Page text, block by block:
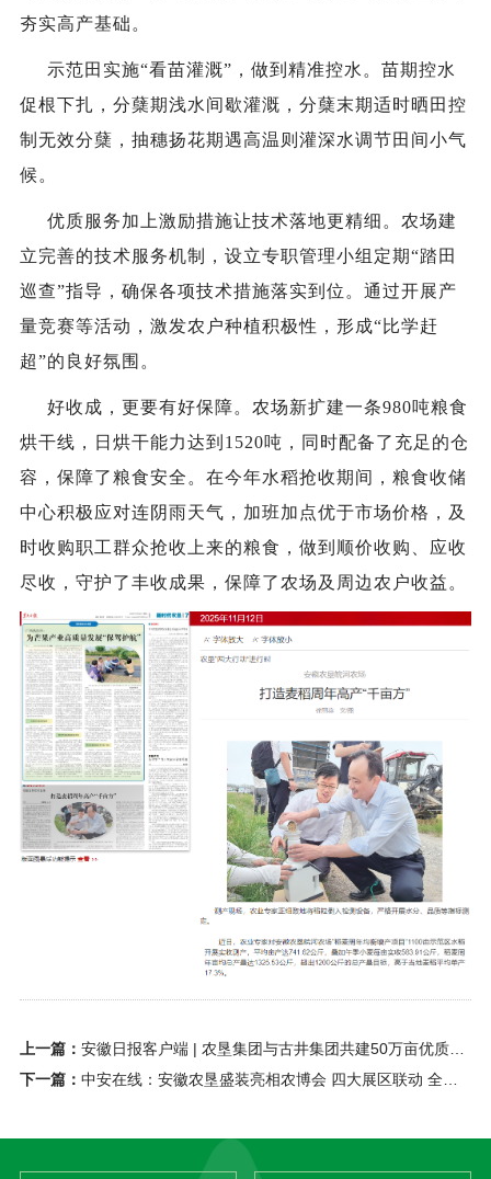
夯实高产基础。
示范田实施“看苗灌溉”，做到精准控水。苗期控水
促根下扎， 分蘖期浅水间歇灌溉，分蘖末期适时晒田控
制无效分蘖，抽穗扬花期遇高温则灌深水调节田间小气
候。
优质服务加上激励措施让技术落地更精细。农场建
立完善的技术服务机制，设立专职管理小组定期“踏田
巡查”指导，确保各项技术措施落实到位。通过开展产
量竞赛等活动，激发农户种植积极性，形成“比学赶
超”的良好氛围。
好收成，更要有好保障。农场新扩建一条980吨粮食
烘干线，日烘干能力达到1520吨，同时配备了充足的仓
容，保障了粮食安全。在今年水稻抢收期间，粮食收储
中心积极应对连阴雨天气，加班加点优于市场价格，及
时收购职工群众抢收上来的粮食，做到顺价收购、应收
尽收，守护了丰收成果，保障了农场及周边农户收益。
上一篇： 安徽日报客户端 | 农垦集团与古井集团共建50万亩优质酿酒原粮绿色种植基地
下一篇： 中安在线：安徽农垦盛装亮相农博会 四大展区联动 全景展现实力